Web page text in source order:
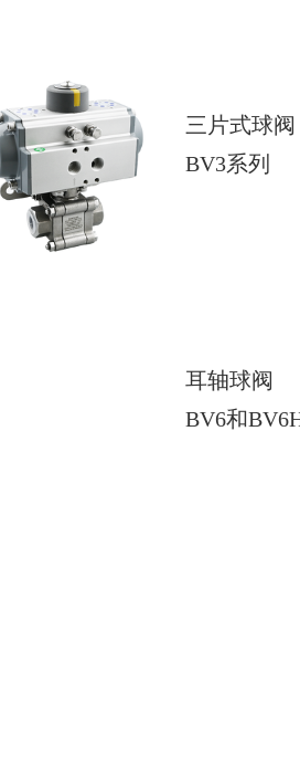
三片式球阀
BV3系列
耳轴球阀
BV6和